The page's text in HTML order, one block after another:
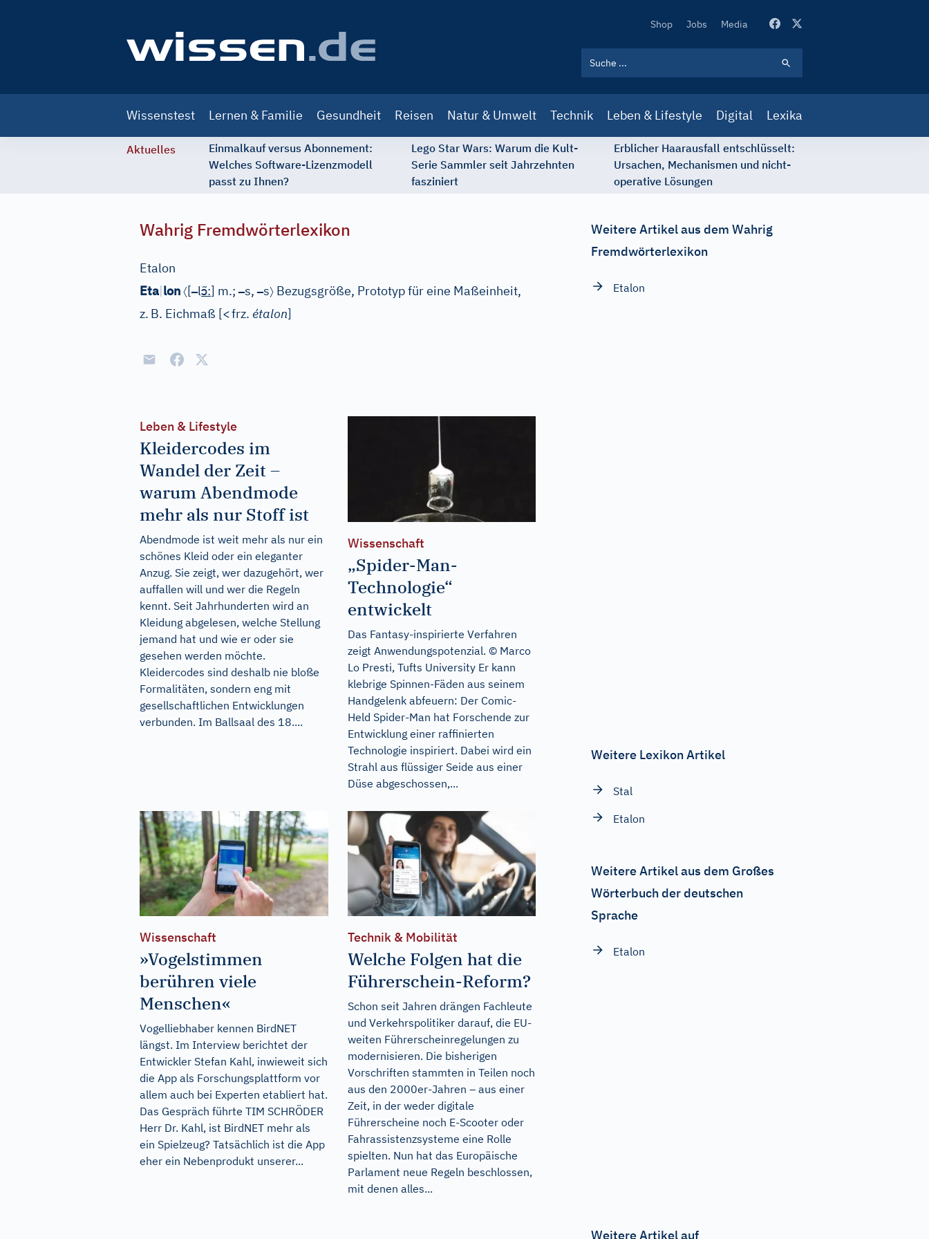
Secondary
Shop Jobs Media
navigation
Wissenstest Lernen & Familie Gesundheit Reisen Natur & Umwelt Technik Leben & Lifestyle Digital Lexika
Aktuelles
Einmalkauf versus Abonnement:
Welches Software-Lizenzmodell
passt zu Ihnen?
Lego Star Wars: Warum die Kult-
Serie Sammler seit Jahrzehnten
fasziniert
Erblicher Haarausfall entschlüsselt:
Ursachen, Mechanismen und nicht-
operative Lösungen
Wahrig Fremdwörterlexikon
Etalon
Eta|lon〈[–lɔ̃:] m.;–s,–s〉 Bezugsgröße, Prototyp für eine Maßeinheit,
z. B. Eichmaß [<frz. étalon]
Leben & Lifestyle
Kleidercodes im
Wandel der Zeit –
warum Abendmode
mehr als nur Stoff ist
Abendmode ist weit mehr als nur ein
schönes Kleid oder ein eleganter
Anzug. Sie zeigt, wer dazugehört, wer
auffallen will und wer die Regeln
kennt. Seit Jahrhunderten wird an
Kleidung abgelesen, welche Stellung
jemand hat und wie er oder sie
gesehen werden möchte.
Kleidercodes sind deshalb nie bloße
Formalitäten, sondern eng mit
gesellschaftlichen Entwicklungen
verbunden. Im Ballsaal des 18....
Wissenschaft
„Spider-Man-
Technologie“
entwickelt
Das Fantasy-inspirierte Verfahren
zeigt Anwendungspotenzial. © Marco
Lo Presti, Tufts University Er kann
klebrige Spinnen-Fäden aus seinem
Handgelenk abfeuern: Der Comic-
Held Spider-Man hat Forschende zur
Entwicklung einer raffinierten
Technologie inspiriert. Dabei wird ein
Strahl aus flüssiger Seide aus einer
Düse abgeschossen,...
Wissenschaft
»Vogelstimmen
berühren viele
Menschen«
Vogelliebhaber kennen BirdNET
längst. Im Interview berichtet der
Entwickler Stefan Kahl, inwieweit sich
die App als Forschungsplattform vor
allem auch bei Experten etabliert hat.
Das Gespräch führte TIM SCHRÖDER
Herr Dr. Kahl, ist BirdNET mehr als
ein Spielzeug? Tatsächlich ist die App
eher ein Nebenprodukt unserer...
Technik & Mobilität
Welche Folgen hat die
Führerschein-Reform?
Schon seit Jahren drängen Fachleute
und Verkehrspolitiker darauf, die EU-
weiten Führerscheinregelungen zu
modernisieren. Die bisherigen
Vorschriften stammten in Teilen noch
aus den 2000er-Jahren – aus einer
Zeit, in der weder digitale
Führerscheine noch E-Scooter oder
Fahrassistenzsysteme eine Rolle
spielten. Nun hat das Europäische
Parlament neue Regeln beschlossen,
mit denen alles...
Weitere Artikel aus dem Wahrig
Fremdwörterlexikon
Etalon
Weitere Lexikon Artikel
Stal
Etalon
Weitere Artikel aus dem Großes
Wörterbuch der deutschen
Sprache
Etalon
Weitere Artikel auf